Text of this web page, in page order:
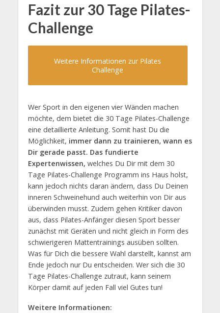
Fazit zur 30 Tage Pilates-
Challenge
Weitere Informationen zur Pilates
Challenge
Wer Sport in den eigenen vier Wänden machen
möchte, dem bietet die 30 Tage Pilates-Challenge
eine detaillierte Anleitung. Somit hast Du die
Möglichkeit, immer dann zu trainieren, wann es
Dir gerade passt. Das fundierte
Expertenwissen, welches Du Dir mit dem 30
Tage Pilates-Challenge Programm ins Haus holst,
kann jedoch nichts daran ändern, dass Du Deinen
inneren Schweinehund auch weiterhin von Dir aus
überwinden musst. Zudem gehen Kritiker davon
aus, dass Pilates-Anfänger diesen Sport besser
zunächst mit Geräten und nicht gleich in Form des
schwierigeren Mattentrainings ausüben sollten.
Was für Dich die bessere Wahl darstellt, kannst am
Ende jedoch nur Du entscheiden. Wer sich die 30
Tage Pilates-Challenge zutraut, kann seinem
Körper damit auf jeden Fall viel Gutes tun!
Weitere Informationen: